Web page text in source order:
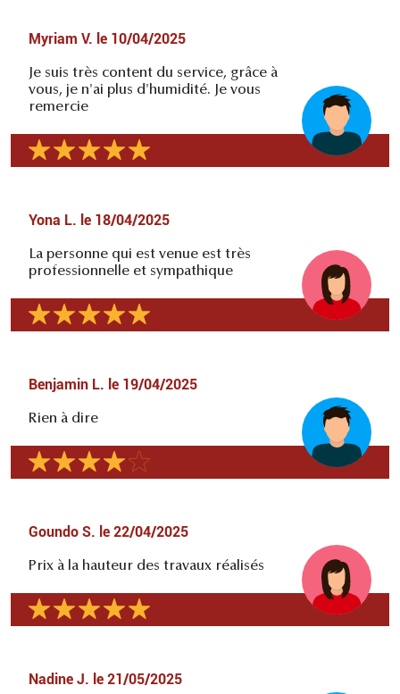
Myriam V. le 10/04/2025
Je suis très content du service, grâce à
vous, je n'ai plus d'humidité. Je vous
remercie
Yona L. le 18/04/2025
La personne qui est venue est très
professionnelle et sympathique
Benjamin L. le 19/04/2025
Rien à dire
Goundo S. le 22/04/2025
Prix à la hauteur des travaux réalisés
Nadine J. le 21/05/2025